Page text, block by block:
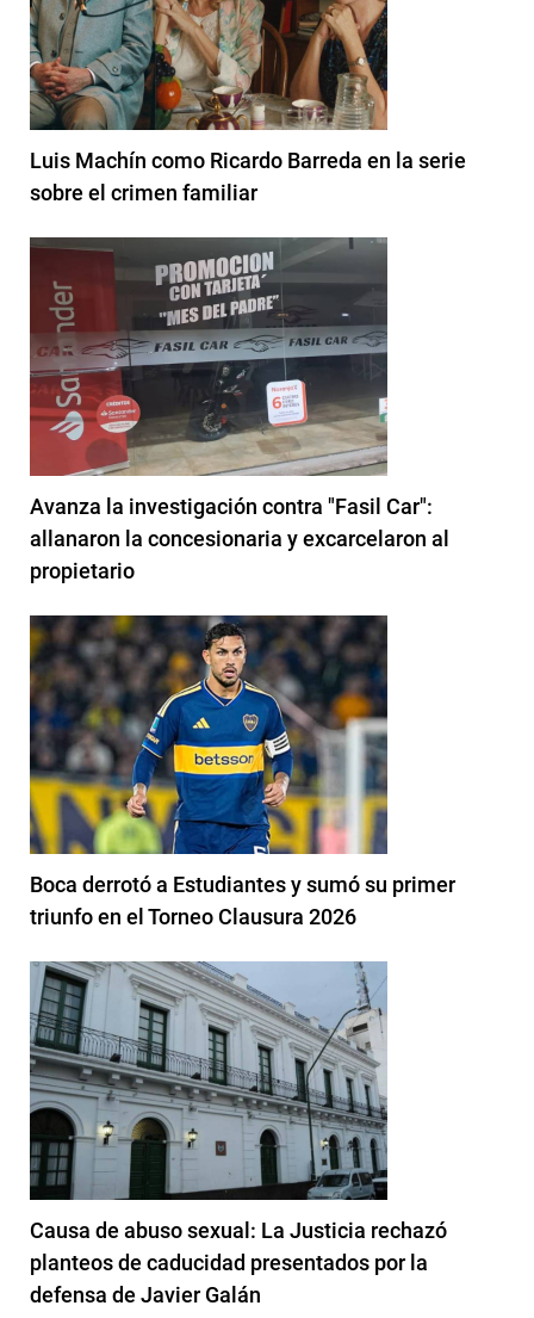
Luis Machín como Ricardo Barreda en la serie
sobre el crimen familiar
Avanza la investigación contra "Fasil Car":
allanaron la concesionaria y excarcelaron al
propietario
Boca derrotó a Estudiantes y sumó su primer
triunfo en el Torneo Clausura 2026
Causa de abuso sexual: La Justicia rechazó
planteos de caducidad presentados por la
defensa de Javier Galán